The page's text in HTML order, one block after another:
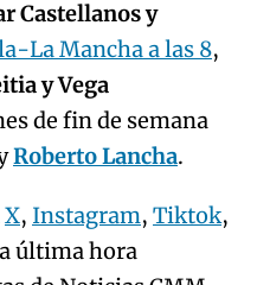
Castellanos y
La Mancha a las 8,
y Vega
de fin de semana
Roberto Lancha.
X, Instagram, Tiktok,
última hora